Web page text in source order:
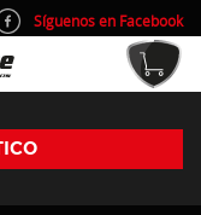
Síguenos en Facebook
info@blacktire.es
L/V 9:00-14:00 y 15:00-19:00